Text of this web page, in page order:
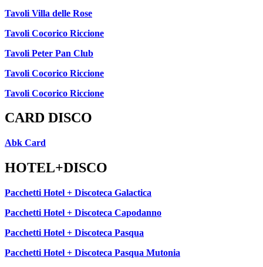
Tavoli Villa delle Rose
Tavoli Cocorico Riccione
Tavoli Peter Pan Club
Tavoli Cocorico Riccione
Tavoli Cocorico Riccione
CARD DISCO
Abk Card
HOTEL+DISCO
Pacchetti Hotel + Discoteca Galactica
Pacchetti Hotel + Discoteca Capodanno
Pacchetti Hotel + Discoteca Pasqua
Pacchetti Hotel + Discoteca Pasqua Mutonia